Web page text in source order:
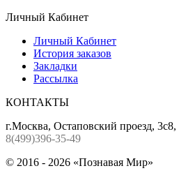
Личный Кабинет
Личный Кабинет
История заказов
Закладки
Рассылка
КОНТАКТЫ
г.Москва, Остаповский проезд, 3с8,
8(499)396-35-49
© 2016 - 2026 «Познавая Мир»